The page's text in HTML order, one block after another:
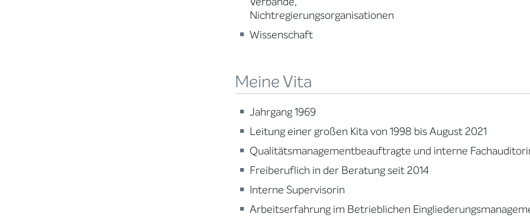
Nichtregierungsorganisationen
Wissenschaft
Meine Vita
Jahrgang 1969
Leitung einer großen Kita von 1998 bis August 2021
Qualitätsmanagementbeauftragte und interne
Freiberuflich in der Beratung seit 2014
Interne Supervisorin
Arbeitserfahrung im Betrieblichen